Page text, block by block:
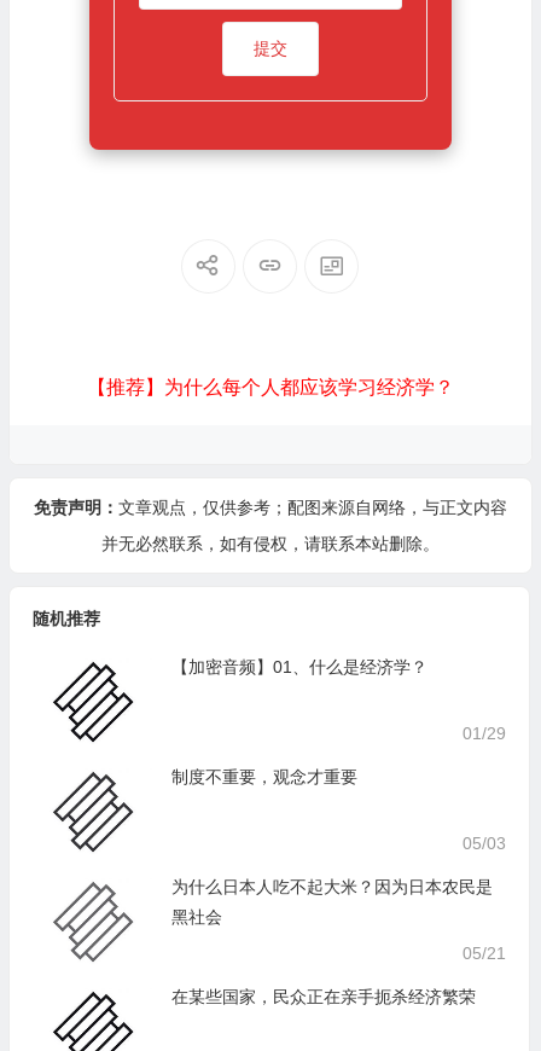
【推荐】为什么每个人都应该学习经济学？
免责声明： 文章观点，仅供参考；配图来源自网络，与正文内容
并无必然联系，如有侵权，请联系本站删除。
随机推荐
【加密音频】01、什么是经济学？
01/29
制度不重要，观念才重要
05/03
为什么日本人吃不起大米？因为日本农民是
黑社会
05/21
在某些国家，民众正在亲手扼杀经济繁荣